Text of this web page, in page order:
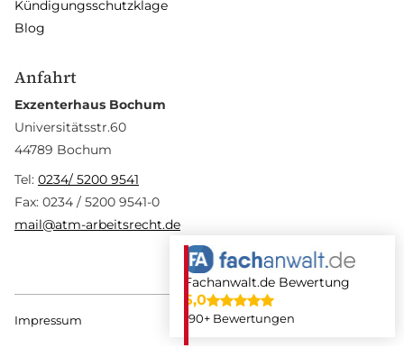
Kündigungsschutzklage
Blog
Anfahrt
Exzenterhaus Bochum
Universitätsstr.60
44789 Bochum
Tel: 0234/ 5200 9541
Fax: 0234 / 5200 9541-0
mail@atm-arbeitsrecht.de
Impressum
Fachanwalt.de Bewertung
5,0
190+ Bewertungen